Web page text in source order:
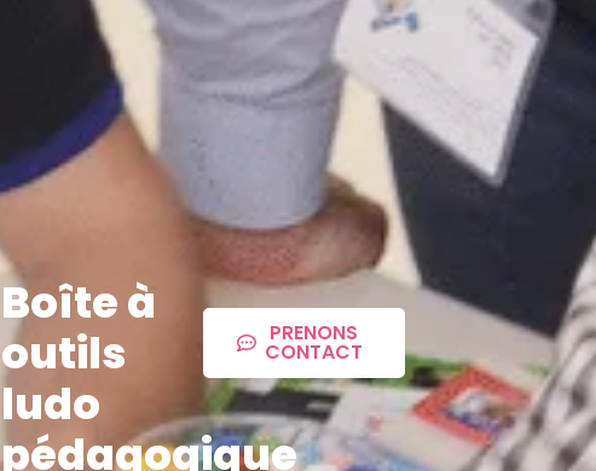
Boîte à
outils
ludo
pédagogique
PRENONS
CONTACT